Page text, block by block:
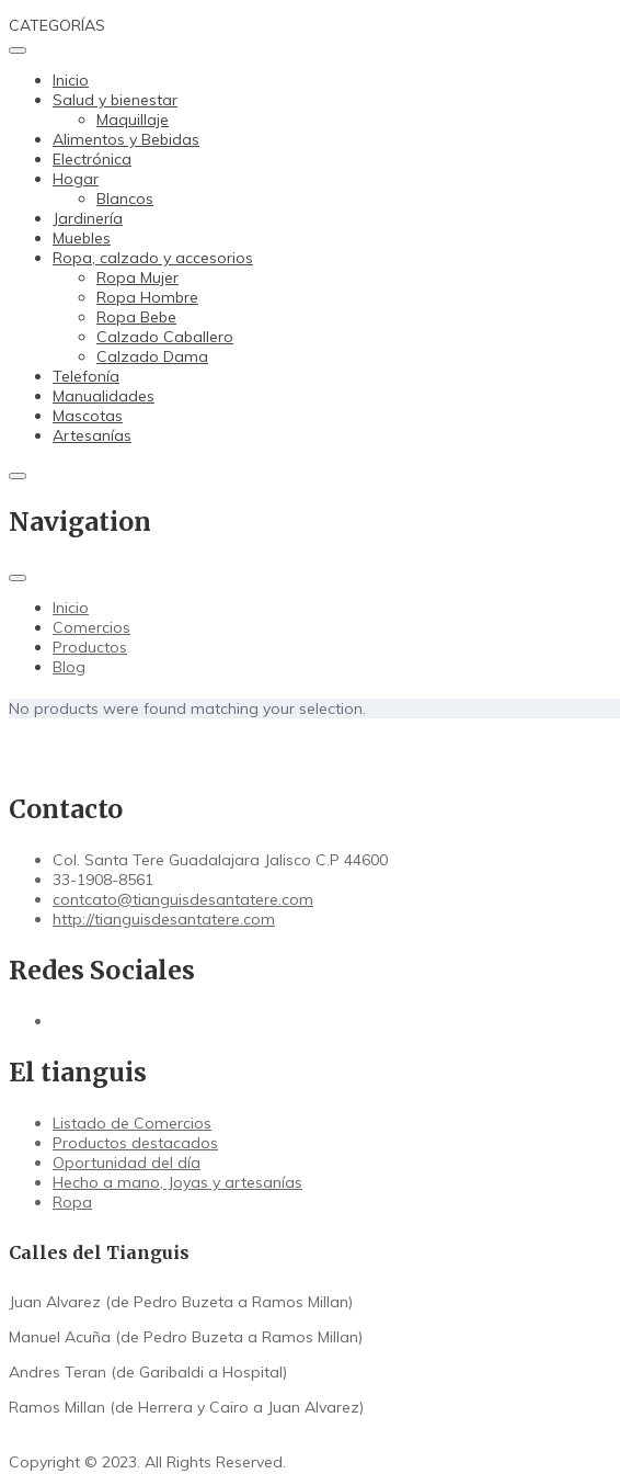
Skip
to
content
CATEGORÍAS
Inicio
Salud y bienestar
Maquillaje
Alimentos y Bebidas
Electrónica
Hogar
Blancos
Jardinería
Muebles
Ropa, calzado y accesorios
Ropa Mujer
Ropa Hombre
Ropa Bebe
Calzado Caballero
Calzado Dama
Telefonía
Manualidades
Mascotas
Artesanías
Navigation
Inicio
Comercios
Productos
Blog
No products were found matching your selection.
Contacto
Col. Santa Tere Guadalajara Jalisco C.P 44600
33-1908-8561
contcato@tianguisdesantatere.com
http://tianguisdesantatere.com
Redes Sociales
El tianguis
Listado de Comercios
Productos destacados
Oportunidad del día
Hecho a mano, Joyas y artesanías
Ropa
Calles del Tianguis
Juan Alvarez (de Pedro Buzeta a Ramos Millan)
Manuel Acuña (de Pedro Buzeta a Ramos Millan)
Andres Teran (de Garibaldi a Hospital)
Ramos Millan (de Herrera y Cairo a Juan Alvarez)
Copyright © 2023. All Rights Reserved.